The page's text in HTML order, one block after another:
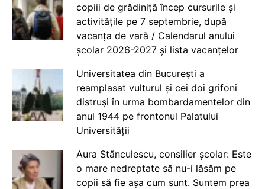
copiii de grădiniță încep cursurile și
activitățile pe 7 septembrie, după
vacanța de vară / Calendarul anului
școlar 2026-2027 și lista vacanțelor
Universitatea din București a
reamplasat vulturul și cei doi grifoni
distruși în urma bombardamentelor din
anul 1944 pe frontonul Palatului
Universității
Aura Stănculescu, consilier școlar: Este
o mare nedreptate să nu-i lăsăm pe
copii să fie așa cum sunt. Suntem prea